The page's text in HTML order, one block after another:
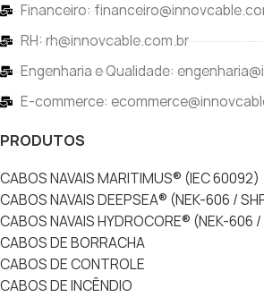
Financeiro:
RH: rh@innovcable.com.br
Engenharia e Qualidade:
E-commerce:
PRODUTOS
CABOS NAVAIS MARITIMUS® (IEC 60092)
CABOS NAVAIS DEEPSEA® (NEK-606 /
CABOS NAVAIS HYDROCORE® (NEK-606
CABOS DE BORRACHA
CABOS DE CONTROLE
CABOS DE INCÊNDIO